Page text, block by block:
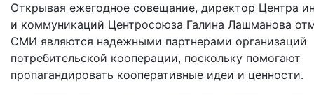
Открывая ежегодное совещание, директор Центра
и коммуникаций Центросоюза Галина Лашманова
СМИ являются надежными партнерами организаций
потребительской кооперации, поскольку помогают
пропагандировать кооперативные идеи и ценности.